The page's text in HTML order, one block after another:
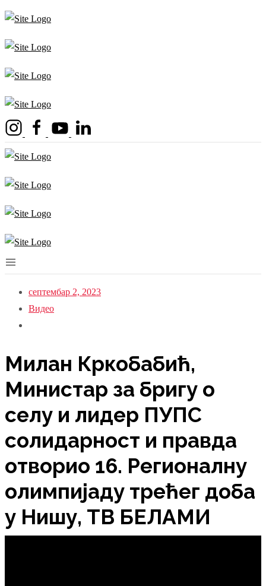
септембар 2, 2023
Видео
Милан Кркобабић,
Министар за бригу о
селу и лидер ПУПС
солидарност и правда
отворио 16. Регионалну
олимпијаду трећег доба
у Нишу, ТВ БЕЛАМИ